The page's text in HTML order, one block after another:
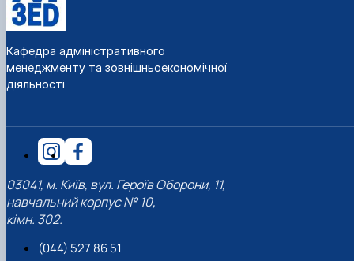
Кафедра адміністративного
менеджменту та зовнішньоекономічної
діяльності
03041, м. Київ, вул. Героїв Оборони, 11,
навчальний корпус № 10,
кімн. 302.
(044) 527 86 51